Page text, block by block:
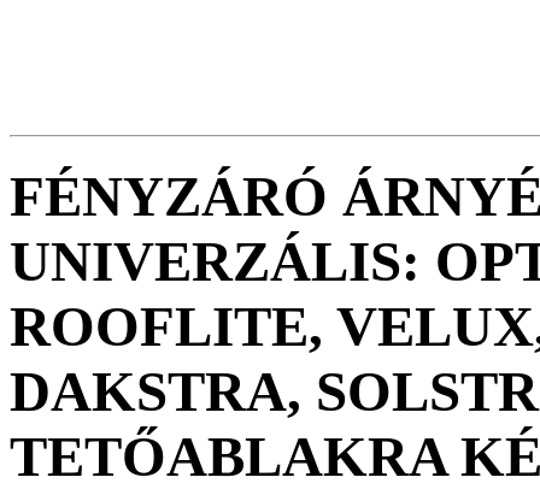
FÉNYZÁRÓ
UNIVERZÁLIS:
ROOFLITE,
DAKSTRA,
TETŐABLAKRA